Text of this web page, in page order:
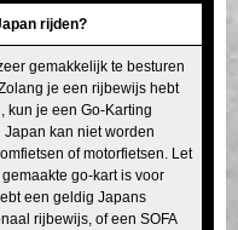
Tokyo Akihabara#1
Tokyo Shibuya
Tokyo Bay
Osaka
rijden?
gemakkelijk te besturen
je een rijbewijs hebt
kun je een Go-Karting
kan niet worden
of motorfietsen. Let
go-kart is voor
een geldig Japans
rijbewijs, of een SOFA